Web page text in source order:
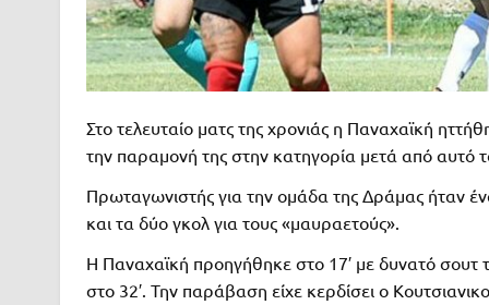
Στο τελευταίο ματς της χρονιάς η Παναχαϊκή
την παραμονή της στην κατηγορία μετά από αυτό
Πρωταγωνιστής για την ομάδα της Δράμας ήταν
και τα δύο γκολ για τους «μαυραετούς».
Η Παναχαϊκή προηγήθηκε στο 17′ με δυνατό
στο 32′. Την παράβαση είχε κερδίσει ο